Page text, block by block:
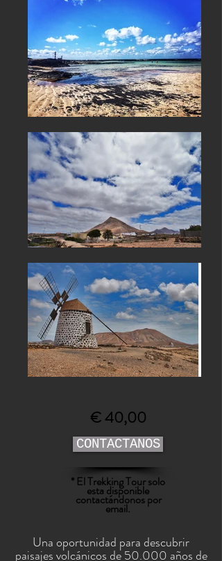
€ 40,00
CONTACTANOS
* El Trekking Tour solo
esta disponible
contactándonos por
email.
Una oportunidad para descubrir
paisajes volcánicos de 50.000 años de